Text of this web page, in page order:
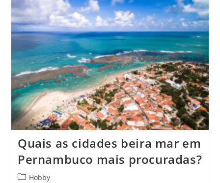
Tempo?
Quais as cidades beira mar em
Pernambuco mais procuradas?
Categoria
Hobby